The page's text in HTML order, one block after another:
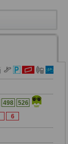
498
526
6